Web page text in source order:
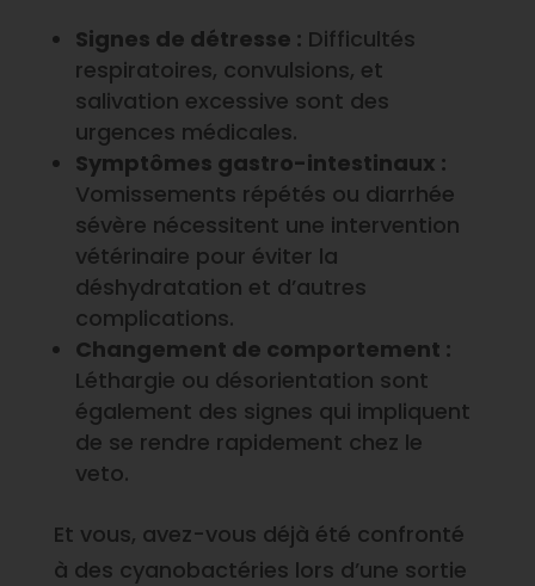
Signes de détresse : Difficultés
respiratoires, convulsions, et
salivation excessive sont des
urgences médicales.
Symptômes gastro-intestinaux :
Vomissements répétés ou diarrhée
sévère nécessitent une intervention
vétérinaire pour éviter la
déshydratation et d’autres
complications.
Changement de comportement :
Léthargie ou désorientation sont
également des signes qui impliquent
de se rendre rapidement chez le
veto.
Et vous, avez-vous déjà été confronté
à des cyanobactéries lors d’une sortie